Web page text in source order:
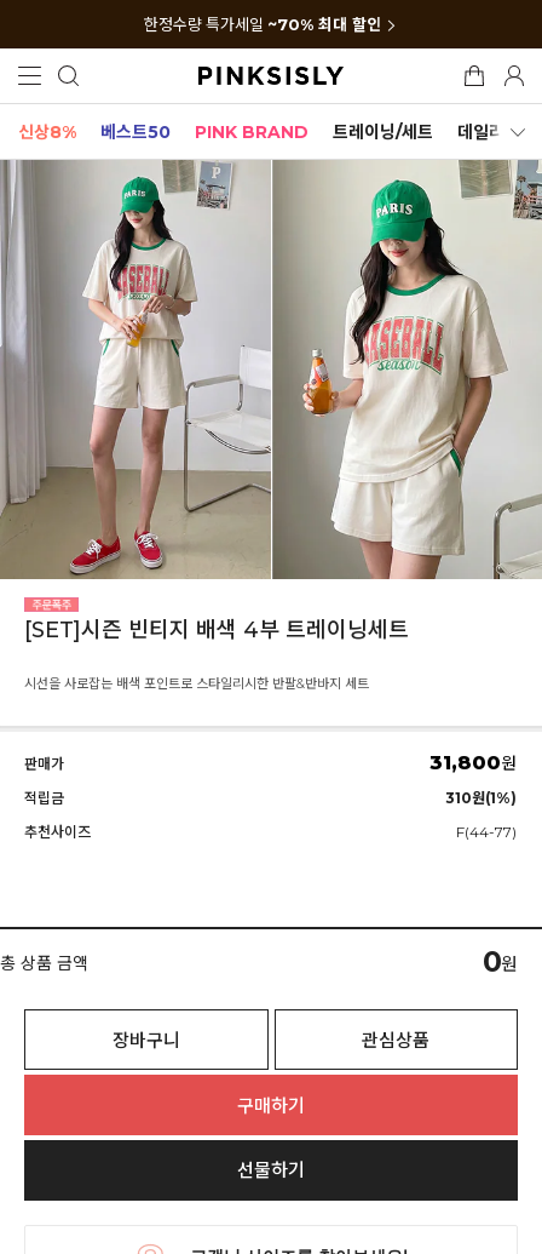
한정수량 특가세일 ~70% 최대 할인
신상8% 베스트50 PINK BRAND 트레이닝/세트 데일리세트
[SET]시즌 빈티지 배색 4부 트레이닝세트
시선을 사로잡는 배색 포인트로 스타일리시한 반팔&반바지 세트
판매가 31,800원
적립금
310원(1%)
추천사이즈
F(44-77)
총 상품 금액 0원
장바구니 관심상품
구매하기
선물하기